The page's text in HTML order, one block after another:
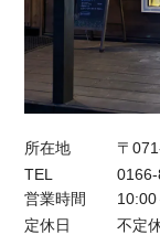
所在地
〒
TEL
営業時間
定休日
不定